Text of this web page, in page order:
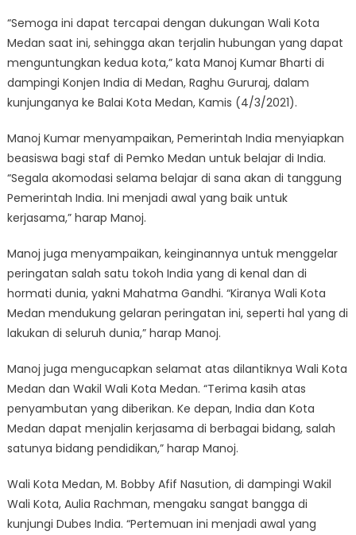
“Semoga ini dapat tercapai dengan dukungan Wali Kota
Medan saat ini, sehingga akan terjalin hubungan yang dapat
menguntungkan kedua kota,” kata Manoj Kumar Bharti di
dampingi Konjen India di Medan, Raghu Gururaj, dalam
kunjunganya ke Balai Kota Medan, Kamis (4/3/2021).
Manoj Kumar menyampaikan, Pemerintah India menyiapkan
beasiswa bagi staf di Pemko Medan untuk belajar di India.
“Segala akomodasi selama belajar di sana akan di tanggung
Pemerintah India. Ini menjadi awal yang baik untuk
kerjasama,” harap Manoj.
Manoj juga menyampaikan, keinginannya untuk menggelar
peringatan salah satu tokoh India yang di kenal dan di
hormati dunia, yakni Mahatma Gandhi. “Kiranya Wali Kota
Medan mendukung gelaran peringatan ini, seperti hal yang di
lakukan di seluruh dunia,” harap Manoj.
Manoj juga mengucapkan selamat atas dilantiknya Wali Kota
Medan dan Wakil Wali Kota Medan. “Terima kasih atas
penyambutan yang diberikan. Ke depan, India dan Kota
Medan dapat menjalin kerjasama di berbagai bidang, salah
satunya bidang pendidikan,” harap Manoj.
Wali Kota Medan, M. Bobby Afif Nasution, di dampingi Wakil
Wali Kota, Aulia Rachman, mengaku sangat bangga di
kunjungi Dubes India. “Pertemuan ini menjadi awal yang